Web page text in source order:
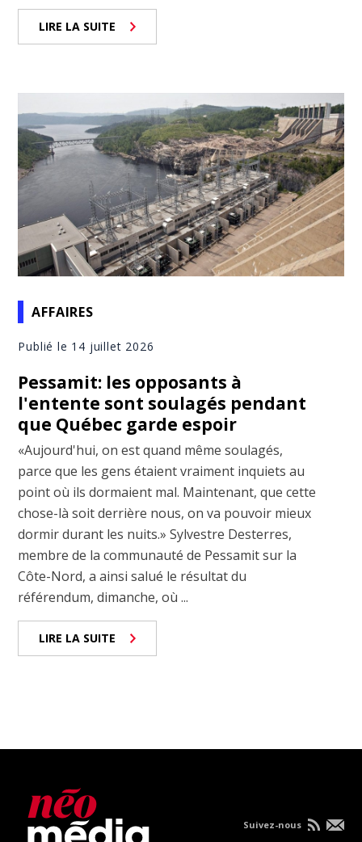
LIRE LA SUITE
AFFAIRES
Publié le 14 juillet 2026
Pessamit: les opposants à
l'entente sont soulagés pendant
que Québec garde espoir
«Aujourd'hui, on est quand même soulagés,
parce que les gens étaient vraiment inquiets au
point où ils dormaient mal. Maintenant, que cette
chose-là soit derrière nous, on va pouvoir mieux
dormir durant les nuits.» Sylvestre Desterres,
membre de la communauté de Pessamit sur la
Côte-Nord, a ainsi salué le résultat du
référendum, dimanche, où ...
LIRE LA SUITE
Suivez-nous